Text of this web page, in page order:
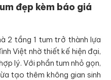
đẹp kèm báo giá
2 tầng 1 tum trở thành lựa
Việt nhờ thiết kế hiện đại,
lý. Với phần tum nhỏ gọn,
tạo thêm không gian sinh